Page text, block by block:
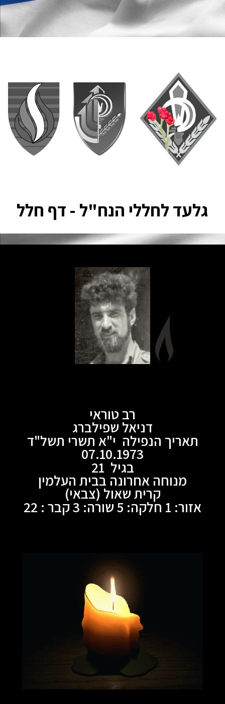
גלעד לחללי הנח"ל - דף חלל
רב טוראי
דניאל שפילברג
תאריך הנפילה י"א תשרי תשל"ד
07.10.1973
בגיל 21
מנוחה אחרונה בבית העלמין
קרית שאול (צבאי)
אזור: 1 חלקה: 5 שורה: 3 קבר : 22